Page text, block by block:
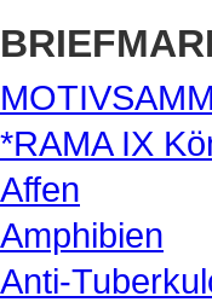
*RAMA IX
Affen
Amphibien
Anti-